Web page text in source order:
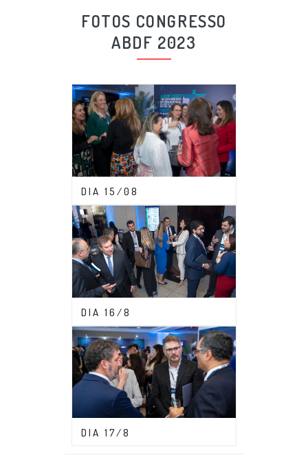
FOTOS CONGRESSO
ABDF 2023
DIA 15/08
CONGRESSO ABDF 2023
DIA 16/8
CONGRESSO ABDF 2023
DIA 17/8
CONGRESSO ABDF 2023